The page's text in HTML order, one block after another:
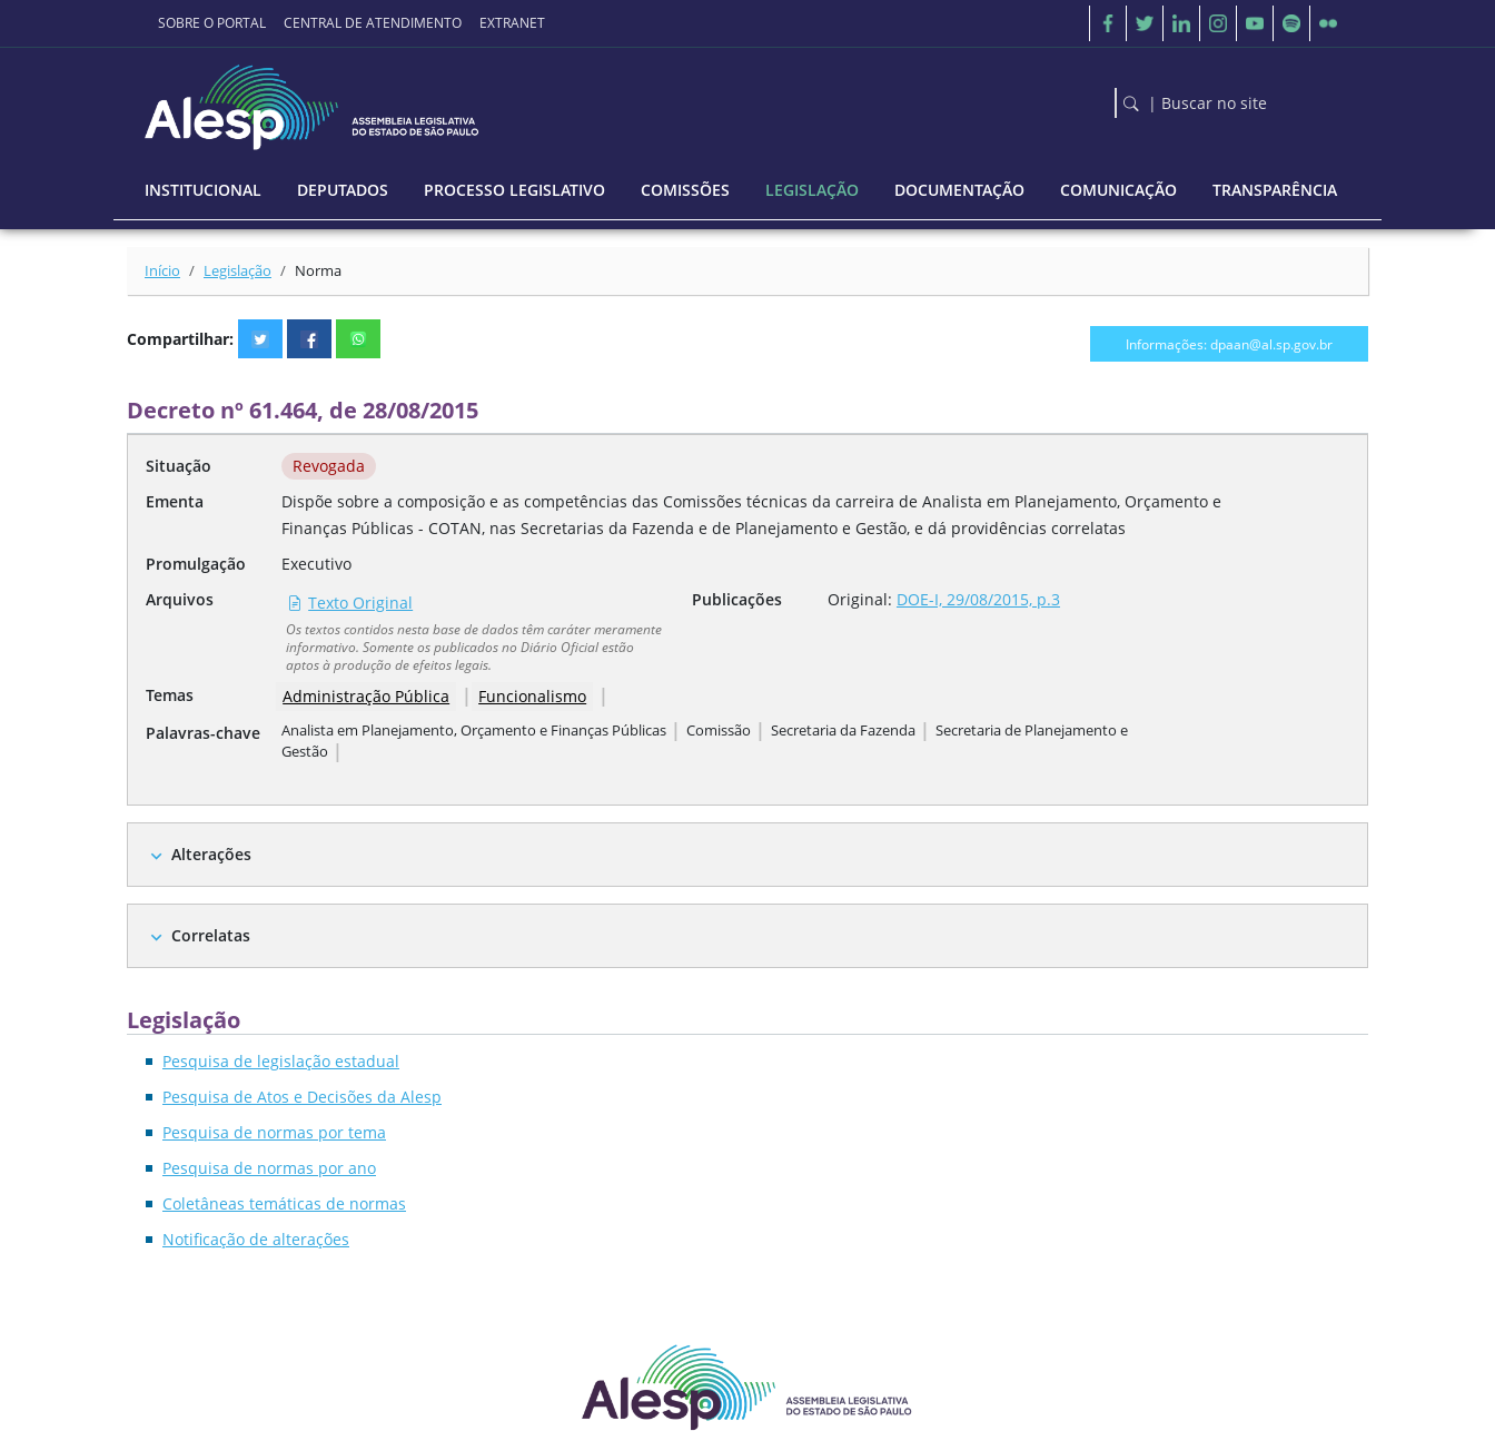
Ir para o conteúdo principal
SOBRE O PORTAL CENTRAL DE ATENDIMENTO EXTRANET
| Buscar no site
INSTITUCIONAL DEPUTADOS PROCESSO LEGISLATIVO COMISSÕES LEGISLAÇÃO DOCUMENTAÇÃO COMUNICAÇÃO TRANSPARÊNCIA
Início Legislação Norma
Compartilhar: Informações: dpaan@al.sp.gov.br
Decreto nº 61.464, de 28/08/2015
Situação
Revogada
Ementa
Dispõe sobre a composição e as competências das Comissões técnicas da carreira de Analista em Planejamento, Orçamento e
Finanças Públicas - COTAN, nas Secretarias da Fazenda e de Planejamento e Gestão, e dá providências correlatas
Promulgação
Executivo
Arquivos
Texto Original
Os textos contidos nesta base de dados têm caráter meramente
informativo. Somente os publicados no Diário Oficial estão
aptos à produção de efeitos legais.
Publicações Original: DOE-I, 29/08/2015, p.3
Temas Administração Pública | Funcionalismo |
Palavras-chave Analista em Planejamento, Orçamento e Finanças Públicas | Comissão | Secretaria da Fazenda | Secretaria de Planejamento e
Gestão |
expand_more Alterações
expand_more Correlatas
Legislação
Pesquisa de legislação estadual
Pesquisa de Atos e Decisões da Alesp
Pesquisa de normas por tema
Pesquisa de normas por ano
Coletâneas temáticas de normas
Notificação de alterações